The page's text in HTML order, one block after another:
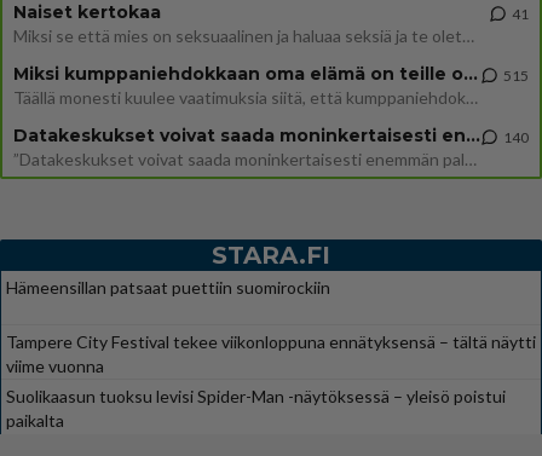
Naiset kertokaa
Miksi se että mies on seksuaalinen ja haluaa seksiä ja te olette hänen mielestänne haluttava on vastenmielistä? Mikä sii
41
Miksi kumppaniehdokkaan oma elämä on teille ongelma?
Täällä monesti kuulee vaatimuksia siitä, että kumppaniehdokkaalla ei saisi olla lemmikkejä, lapsia, kavereita, eksiä, su
515
Datakeskukset voivat saada moninkertaisesti enemmän palautuksia kuin mitä ne maksavat veroja
”Datakeskukset voivat saada moninkertaisesti enemmän palautuksia kuin mitä ne maksavat veroja”, sanoo professori Jussi K
140
STARA.FI
Hämeensillan patsaat puettiin suomirockiin
Tampere City Festival tekee viikonloppuna ennätyksensä – tältä näytti
viime vuonna
Suolikaasun tuoksu levisi Spider-Man -näytöksessä – yleisö poistui
paikalta